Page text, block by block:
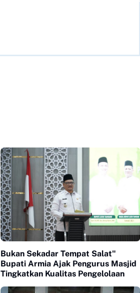
Bukan Sekadar Tempat Salat"
Bupati Armia Ajak Pengurus Masjid
Tingkatkan Kualitas Pengelolaan